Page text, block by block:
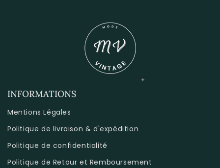
INFORMATIONS
Mentions Légales
Politique de livraison & d'expédition
Politique de confidentialité
Politique de Retour et Remboursement